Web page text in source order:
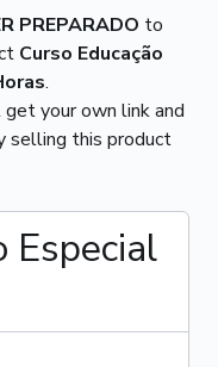
PREPARADO to
Curso Educação
.
your own link and
selling this product
Especial